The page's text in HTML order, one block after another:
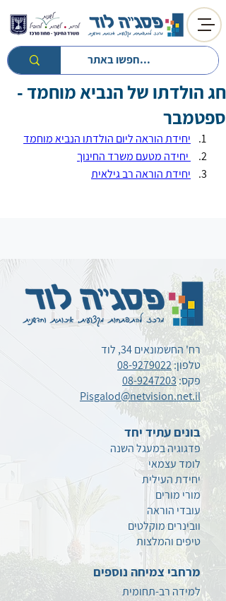
חזרה לטיפים
חג הולדתו של הנביא מוחמד -
ספטמבר
יחידת הוראה ליום הולדתו הנביא מוחמד
יחידת הוראה רב גילאית
רח' החשמונאים 34, לוד
טלפון:08-9279022
פקס:08-9247203
Pisgalod@netvision.net.il
בונים עתיד יחד
פדגוגיה במעגל השנה
לומד עצמאי
יחידת העילית
מורי מורים
עובדי הוראה
וובינרים מוקלטים
טיפים והמלצות
מרחבי צמיחה נוספים
למידה רב-תחומית